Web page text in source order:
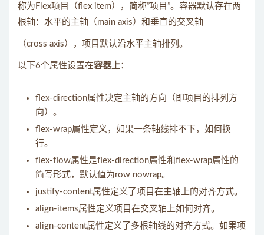
称为Flex项目（flex item），简称”项目”。容器默认存在两
根轴：水平的主轴（main axis）和垂直的交叉轴
（cross axis），项目默认沿水平主轴排列。
以下6个属性设置在容器上：
flex-direction属性决定主轴的方向（即项目的排列方
向）。
flex-wrap属性定义，如果一条轴线排不下，如何换
行。
flex-flow属性是flex-direction属性和flex-wrap属性的
简写形式，默认值为row nowrap。
justify-content属性定义了项目在主轴上的对齐方式。
align-items属性定义项目在交叉轴上如何对齐。
align-content属性定义了多根轴线的对齐方式。如果项